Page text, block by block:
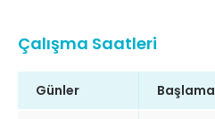
Çalışma Saatleri
Günler Başlama